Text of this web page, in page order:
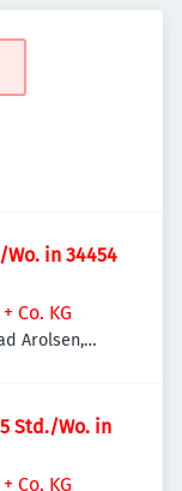
in 34454
Co. KG
Arolsen,
Std./Wo. in
Co. KG